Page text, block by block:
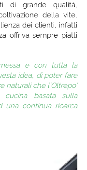
di grande qualità,
della vite,
dei clienti, infatti
offriva sempre piatti
e con tutta la
idea, di poter fare
che l’Oltrepo’
basata sulla
una continua ricerca